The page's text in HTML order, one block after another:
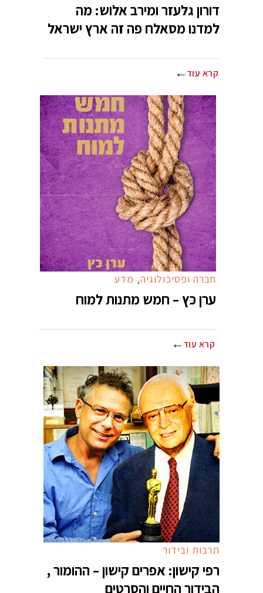
דורון גלעזר ומירב אלוש: מה
למדנו מסאלח פה זה ארץ ישראל
קרא עוד
חברה ופסיכולוגיה, מדע
ערן כץ – חמש מתנות למוח
קרא עוד
תרבות ובידור
רפי קישון: אפרים קישון – ההומור ,
הבידור החיים והסרטים